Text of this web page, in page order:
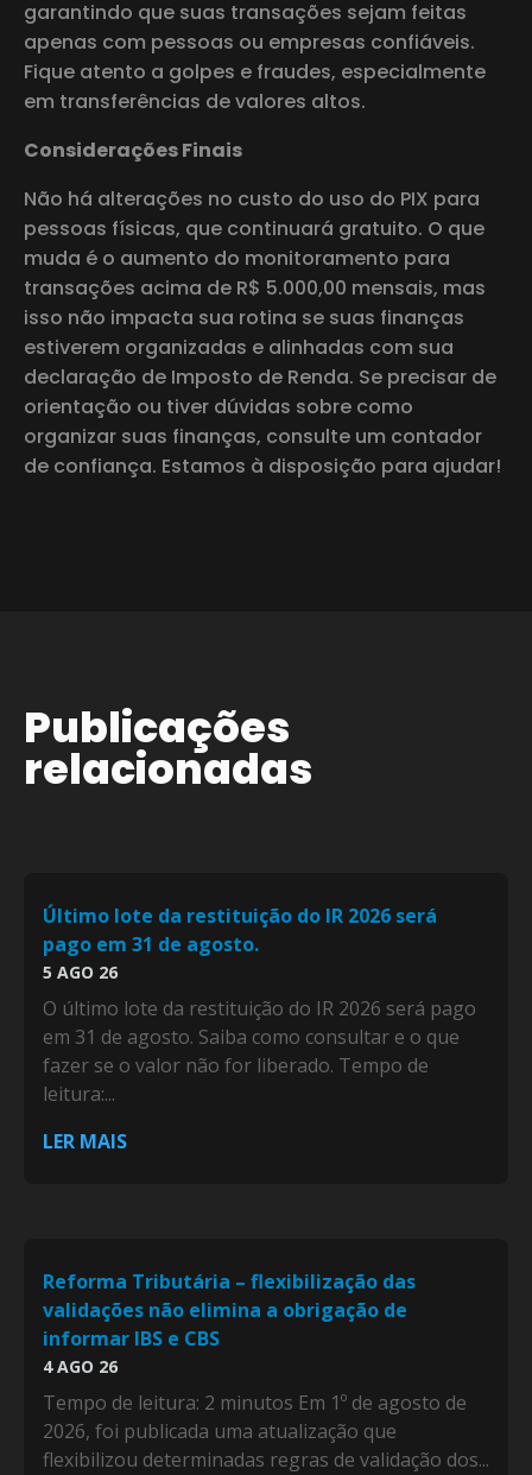
garantindo que suas transações sejam feitas
apenas com pessoas ou empresas confiáveis.
Fique atento a golpes e fraudes, especialmente
em transferências de valores altos.
Considerações Finais
Não há alterações no custo do uso do PIX para
pessoas físicas, que continuará gratuito. O que
muda é o aumento do monitoramento para
transações acima de R$ 5.000,00 mensais, mas
isso não impacta sua rotina se suas finanças
estiverem organizadas e alinhadas com sua
declaração de Imposto de Renda. Se precisar de
orientação ou tiver dúvidas sobre como
organizar suas finanças, consulte um contador
de confiança. Estamos à disposição para ajudar!
Publicações
relacionadas
Último lote da restituição do IR 2026 será
pago em 31 de agosto.
5 AGO 26
O último lote da restituição do IR 2026 será pago
em 31 de agosto. Saiba como consultar e o que
fazer se o valor não for liberado. Tempo de
leitura:...
LER MAIS
Reforma Tributária – flexibilização das
validações não elimina a obrigação de
informar IBS e CBS
4 AGO 26
Tempo de leitura: 2 minutos Em 1º de agosto de
2026, foi publicada uma atualização que
flexibilizou determinadas regras de validação dos...